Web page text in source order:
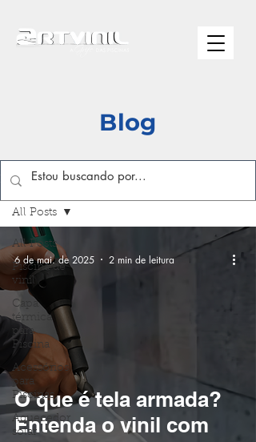
Blog
Blog
All Posts
Piscina de
vinil
Capa
térmica
para
Piscina
Acessórios
para
Piscinas
Aquecedor
solar
All Posts
O que é tela armada?
Entenda o vinil com
6 de mai. de 2025 2 min de leitura